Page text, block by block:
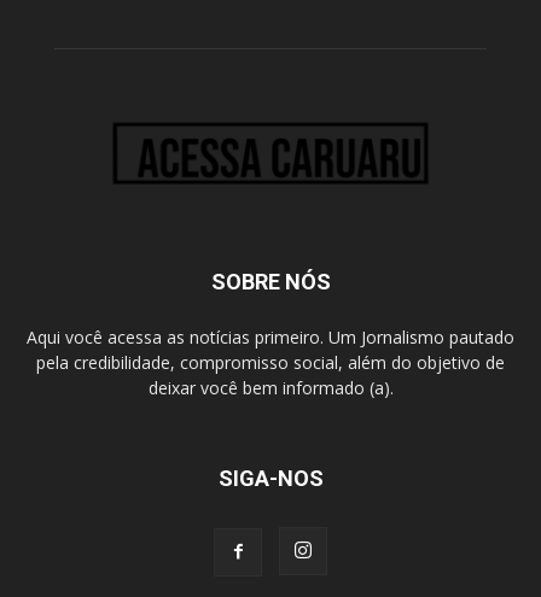
SOBRE NÓS
Aqui você acessa as notícias primeiro. Um Jornalismo pautado
pela credibilidade, compromisso social, além do objetivo de
deixar você bem informado (a).
SIGA-NOS